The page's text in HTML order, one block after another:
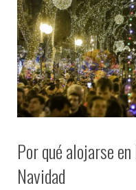
Por qué alojarse
Navidad